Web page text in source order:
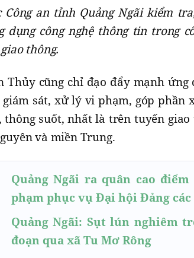
Công an tỉnh Quảng Ngãi kiểm
dụng công nghệ thông tin trong
thông.
Thủy cũng chỉ đạo đẩy mạnh ứng
giám sát, xử lý vi phạm, góp phần
thông suốt, nhất là trên tuyến
và miền Trung.
Quảng Ngãi ra quân cao
phạm phục vụ Đại hội Đảng các
Quảng Ngãi: Sụt lún nghiêm
đoạn qua xã Tu Mơ Rông